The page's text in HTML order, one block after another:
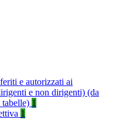
e autorizzati ai
e non dirigenti) (da
1
1